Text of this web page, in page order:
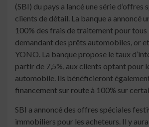
(SBI) du pays a lancé une série d’offres
clients de détail. La banque a annoncé
100% des frais de traitement pour tous
demandant des prêts automobiles, or
YONO. La banque propose le taux
partir de 7,5%, aux clients optant pour
automobile. Ils bénéficieront également
financement sur route à 100% sur
SBI a annoncé des offres spéciales
immobiliers pour les acheteurs. Il y